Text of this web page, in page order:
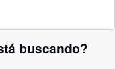
buscando?